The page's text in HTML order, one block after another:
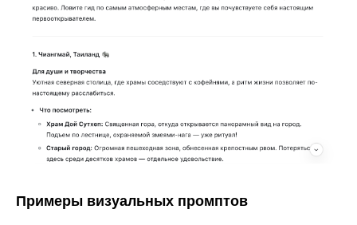
Примеры визуальных промптов